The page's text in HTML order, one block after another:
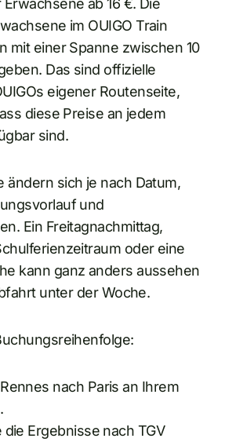
ab 16 €. Die
im OUIGO Train
mit einer Spanne zwischen 10
Das sind offizielle
eigener Routenseite,
diese Preise an jedem
sind.
ändern sich je nach Datum,
und
Ein Freitagnachmittag,
oder eine
kann ganz anders aussehen
unter der Woche.
nach Paris an Ihrem
Ergebnisse nach TGV